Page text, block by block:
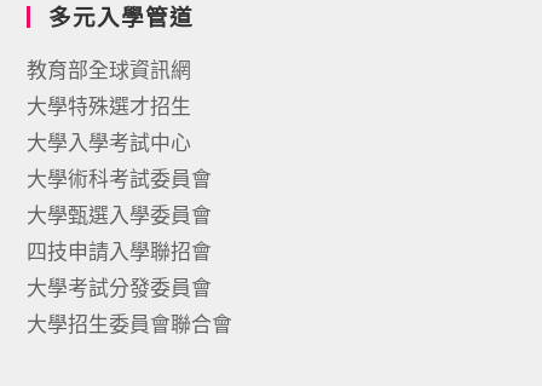
多元入學管道
教育部全球資訊網
大學特殊選才招生
大學入學考試中心
大學術科考試委員會
大學甄選入學委員會
四技申請入學聯招會
大學考試分發委員會
大學招生委員會聯合會